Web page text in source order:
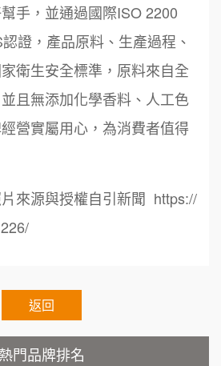
手，並通過國際ISO 2200
證，產品原料、生產過程、
衛生安全標準，原料來自全
且無添加化學香料、人工色
營實屬用心，為消費者值得
來源與授權自引新聞 https://
返回
熱門品牌排名
式飯行家
一味
台北
100萬 ~150萬
新北市
50萬~75萬